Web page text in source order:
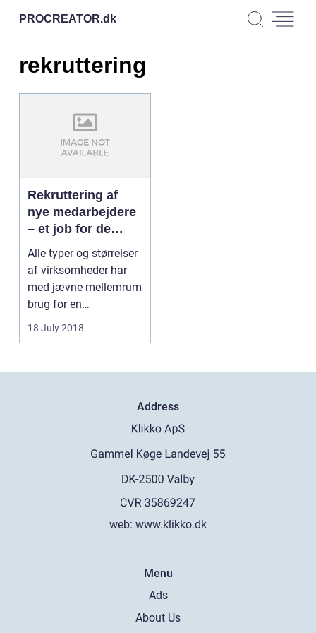
PROCREATOR.dk
rekruttering
Rekruttering af
nye medarbejdere
– et job for de
professionelle
Alle typer og størrelser
af virksomheder har
med jævne mellemrum
brug for en
supplering...
18 July 2018
Address
web: www.klikko.dk
Menu
Ads
About Us